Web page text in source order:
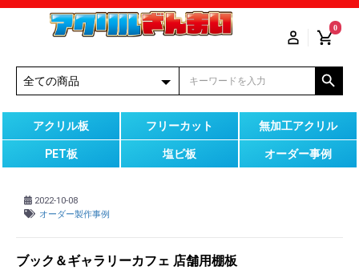
0
アクリル板 フリーカット 無加工アクリル
PET板 塩ビ板 オーダー事例
2022-10-08
オーダー製作事例
ブック＆ギャラリーカフェ 店舗用棚板